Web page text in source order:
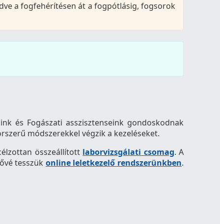
a fogfehérítésen át a fogpótlásig, fogsorok
és Fogászati asszisztenseink gondoskodnak
módszerekkel végzik a kezeléseket.
összeállított laborvizsgálati csomag. A
tesszük online leletkezelő rendszerünkben.